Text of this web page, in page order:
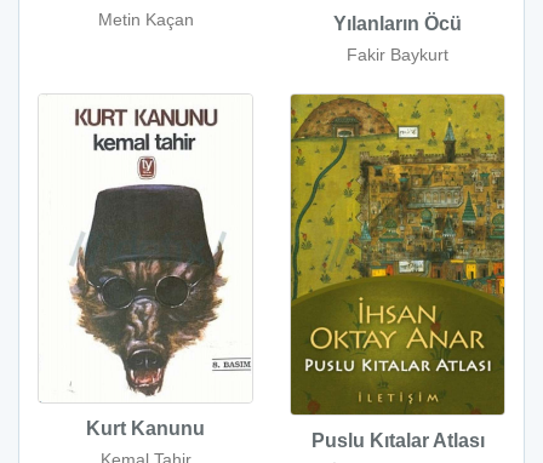
Metin Kaçan Yılanların Öcü
Fakir Baykurt
Kurt Kanunu
Kemal Tahir
Puslu Kıtalar Atlası